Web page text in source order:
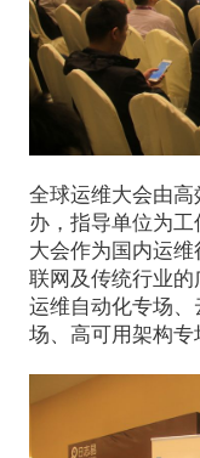
全球运维大会由
办，指导单位为工
大会作为国内运
联网及传统行业的
运维自动化专场
场、高可用架构专